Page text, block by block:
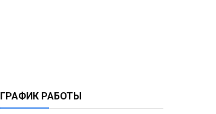
ГРАФИК РАБОТЫ